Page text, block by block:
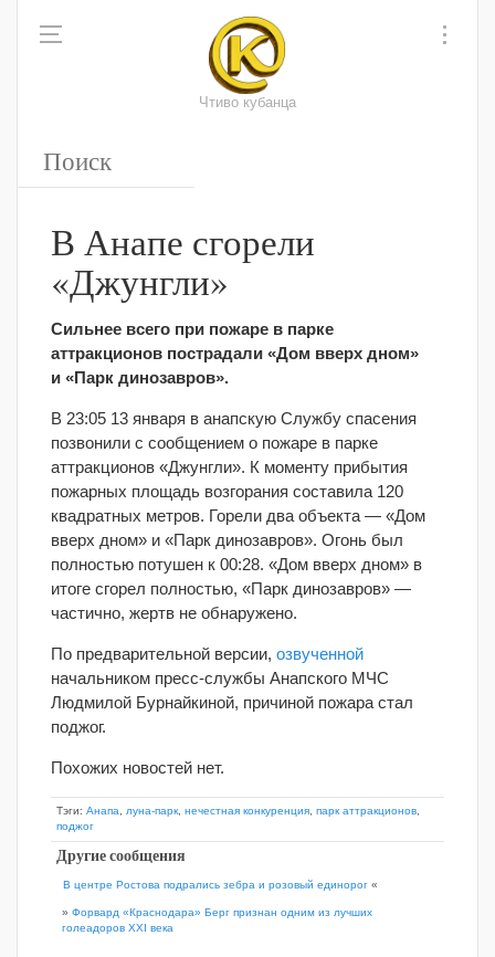
Чтиво кубанца
В Анапе сгорели
«Джунгли»
Сильнее всего при пожаре в парке
аттракционов пострадали «Дом вверх дном»
и «Парк динозавров».
В 23:05 13 января в анапскую Службу спасения
позвонили с сообщением о пожаре в парке
аттракционов «Джунгли». К моменту прибытия
пожарных площадь возгорания составила 120
квадратных метров. Горели два объекта — «Дом
вверх дном» и «Парк динозавров». Огонь был
полностью потушен к 00:28. «Дом вверх дном» в
итоге сгорел полностью, «Парк динозавров» —
частично, жертв не обнаружено.
По предварительной версии, озвученной
начальником пресс-службы Анапского МЧС
Людмилой Бурнайкиной, причиной пожара стал
поджог.
Похожих новостей нет.
Тэги: Анапа луна-парк нечестная конкуренция парк аттракционов
поджог
Другие сообщения
В центре Ростова подрались зебра и розовый единорог «
» Форвард «Краснодара» Берг признан одним из лучших
голеадоров XXI века